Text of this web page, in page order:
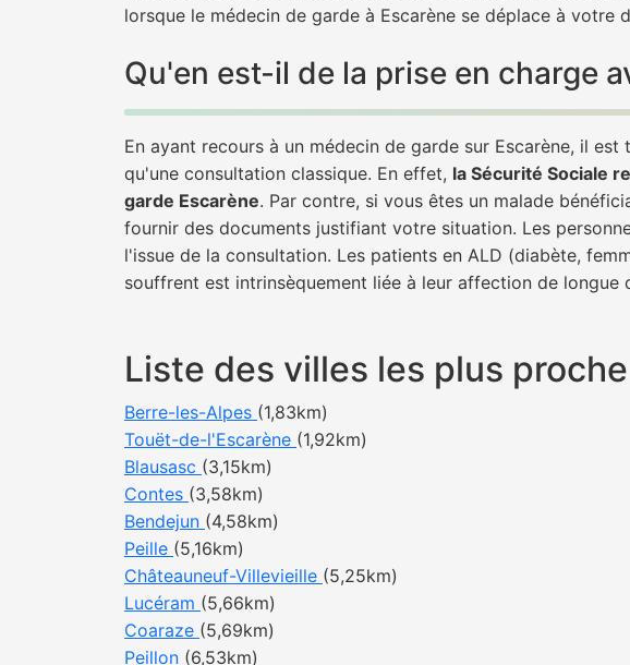
lorsque le médecin de garde à Escarène se déplace à
Qu'en est-il de la prise en charge
En ayant recours à un médecin de garde sur Escarène, il
qu'une consultation classique. En effet, la Sécurité Sociale
garde Escarène. Par contre, si vous êtes un malade
fournir des documents justifiant votre situation. Les
l'issue de la consultation. Les patients en ALD (diabète,
souffrent est intrinsèquement liée à leur affection de longue
Liste des villes les plus
Berre-les-Alpes (1,83km)
Touët-de-l'Escarène (1,92km)
Blausasc (3,15km)
Contes (3,58km)
Bendejun (4,58km)
Peille (5,16km)
Châteauneuf-Villevieille (5,25km)
Lucéram (5,66km)
Coaraze (5,69km)
Peillon (6,53km)